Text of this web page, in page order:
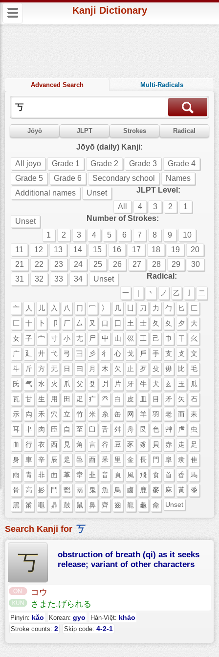
Kanji Dictionary
Advanced Search Multi-Radicals
Jōyō JLPT Strokes Radical
Jōyō (daily) Kanji:
All jōyō
Grade 1 Grade 2 Grade 3
Grade 4
Grade 5
Grade 6 Secondary school
Names
Additional names
Unset
JLPT Level:
All
4 3 2
1
Unset
Number of Strokes:
1
2 3 4 5 6 7 8 9
10
11
12 13 14 15 16 17 18 19
20
21
22 23 24 25 26 27 28 29
30
31
32 33 34 Unset Radical:
一 ｜ 丶 ノ 乙
二
亠
人 儿 入 八 冂 冖 冫 几 刀 力 勹 匕
匚
匸
十 卜 卩 厂 厶 又 口 囗 土 士 夂 夊 夕
大
女
子 宀 寸 小 尢 尸 屮 山 巛 工 己 巾 干
幺
广
廴 廾 弋 弓 彐 彡 彳 心 戈 戶 手 支 攴
文
斗
斤 方 无 日 曰 月 木 欠 止 歹 殳 毋 比
毛
氏
气 水 火 爪 父 爻 爿 片 牙 牛 犬 玄 玉
瓜
瓦
甘 生 用 田 疋 疒 癶 白 皮 皿 目 矛 矢
石
示
禸 禾 穴 立 竹 米 糸 缶 网 羊 羽 老 而
耒
耳
聿 肉 臣 自 至 臼 舌 舛 舟 艮 色 艸 虍
虫
血
行 衣 西 見 角 言 谷 豆 豕 豸 貝 赤 走
足
身
車 辛 辰 辵 邑 酉 釆 里 金 長 門 阜 隶
隹
雨
青 非 面 革 韋 韭 音 頁 風 飛 食 首 香
馬
骨
高 髟 鬥 鬯 鬲 鬼 魚 鳥 鹵 鹿 麥 麻 黃
黍
黑
黹 黽 鼎 鼓 鼠 鼻 齊 齒 龍 龜 龠 Unset
Search Kanji for 丂
丂
obstruction of breath (qi) as it seeks
release; variant of other characters
コウ
さまた.げられる
Pinyin: kǎo Korean: gyo Hán-Việt: khảo
Stroke counts: 2 Skip code: 4-2-1